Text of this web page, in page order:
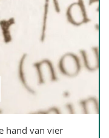
hand van vier